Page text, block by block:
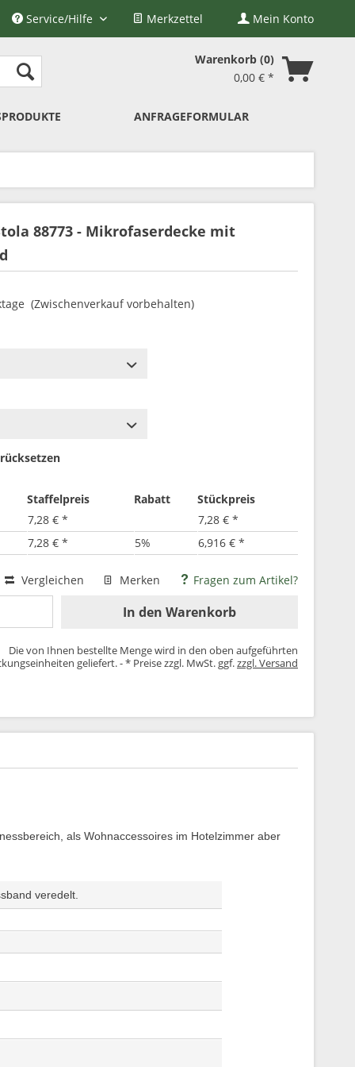
Merkzettel Mein Konto
Service/Hilfe
Warenkorb 0
0,00 € *
ANFRAGEFORMULAR
88773 - Mikrofaserdecke mit
(Zwischenverkauf vorbehalten)
Staffelpreis Rabatt
Stückpreis
7,28 € *
7,28 € *
7,28 € *
5% 6,916 € *
Vergleichen Merken Fragen zum Artikel?
In den Warenkorb
Die von Ihnen bestellte Menge wird in den oben aufgeführten
geliefert. - * Preise zzgl. MwSt. ggf.zzgl. Versand
als Wohnaccessoires im Hotelzimmer aber
veredelt.